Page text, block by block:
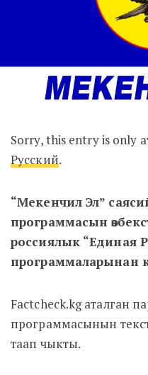
Sorry, this entry is only
Русский.
“Мекенчил Эл”
программасын
россиялык “Единая
программаларынан
Factcheck.kg аталган
программасынын
таап чыкты.